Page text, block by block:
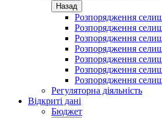
Назад
Розпорядження
Розпорядження
Розпорядження
Розпорядження
Розпорядження
Розпорядження
Розпорядження
Регуляторна діяльність
Відкриті дані
Бюджет